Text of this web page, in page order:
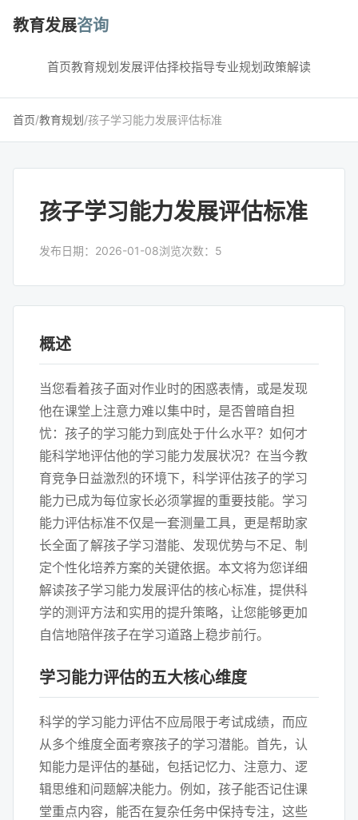
教育发展咨询
首页教育规划发展评估择校指导专业规划政策解读
首页/教育规划/孩子学习能力发展评估标准
孩子学习能力发展评估标准
发布日期：2026-01-08浏览次数：5
概述
当您看着孩子面对作业时的困惑表情，或是发现
他在课堂上注意力难以集中时，是否曾暗自担
忧：孩子的学习能力到底处于什么水平？如何才
能科学地评估他的学习能力发展状况？在当今教
育竞争日益激烈的环境下，科学评估孩子的学习
能力已成为每位家长必须掌握的重要技能。学习
能力评估标准不仅是一套测量工具，更是帮助家
长全面了解孩子学习潜能、发现优势与不足、制
定个性化培养方案的关键依据。本文将为您详细
解读孩子学习能力发展评估的核心标准，提供科
学的测评方法和实用的提升策略，让您能够更加
自信地陪伴孩子在学习道路上稳步前行。
学习能力评估的五大核心维度
科学的学习能力评估不应局限于考试成绩，而应
从多个维度全面考察孩子的学习潜能。首先，认
知能力是评估的基础，包括记忆力、注意力、逻
辑思维和问题解决能力。例如，孩子能否记住课
堂重点内容，能否在复杂任务中保持专注，这些